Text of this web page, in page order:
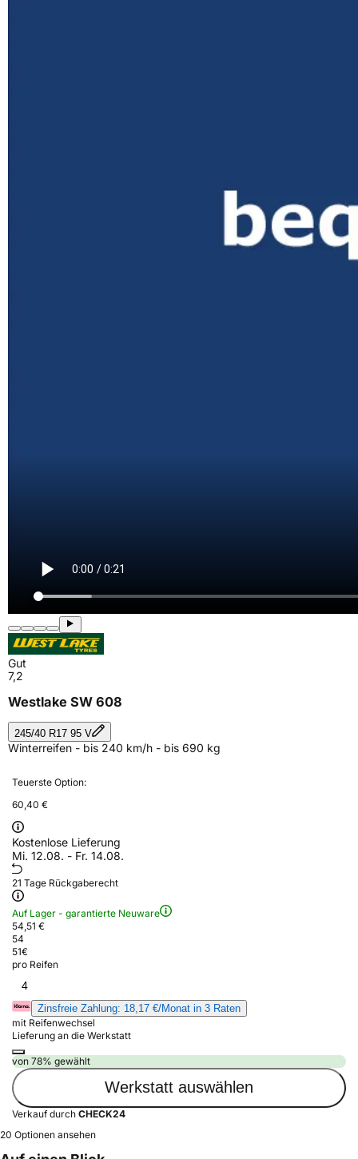
Gut
7,2
Westlake SW 608
245/40 R17 95 V
Winterreifen - bis 240 km/h - bis 690 kg
Teuerste Option:
60,40 €
Kostenlose Lieferung
Mi. 12.08. - Fr. 14.08.
21 Tage Rückgaberecht
Auf Lager - garantierte Neuware
54,51 €
54
51€
pro Reifen
4
Zinsfreie Zahlung: 18,17 €/Monat in 3 Raten
mit Reifenwechsel
Lieferung an die Werkstatt
von 78% gewählt
Werkstatt auswählen
Verkauf durch CHECK24
20 Optionen ansehen